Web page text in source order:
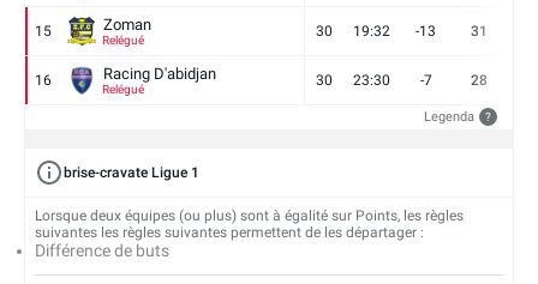
15 Zoman
Relégué
30 19:32 -13 31
16 Racing D'abidjan
Relégué
30 23:30 -7 28
Legenda ?
brise-cravate Ligue 1
Lorsque deux équipes (ou plus) sont à égalité sur Points, les règles
suivantes les règles suivantes permettent de les départager :
Différence de buts